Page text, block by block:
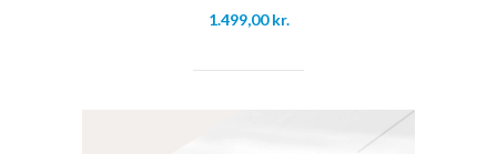
1.499,00kr.